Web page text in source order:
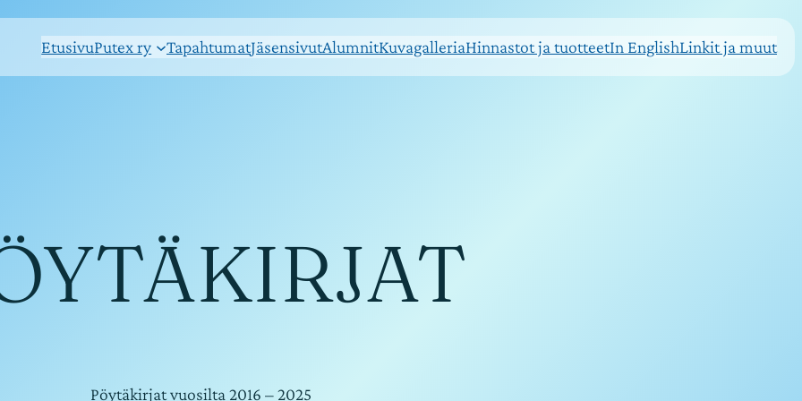
EtusivuPutex ry TapahtumatJäsensivutAlumnitKuvagalleriaHinnastot ja tuotteetIn EnglishLinkit ja muut
Pöytäkirjat vuosilta 2016 – 2025